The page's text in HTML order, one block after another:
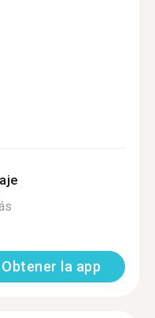
Obtener la app